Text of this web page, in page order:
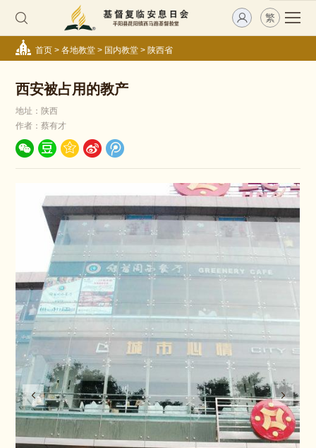
繁
首页> 各地教堂> 国内教堂> 陕西省
西安被占用的教产
地址：陕西
作者：蔡有才